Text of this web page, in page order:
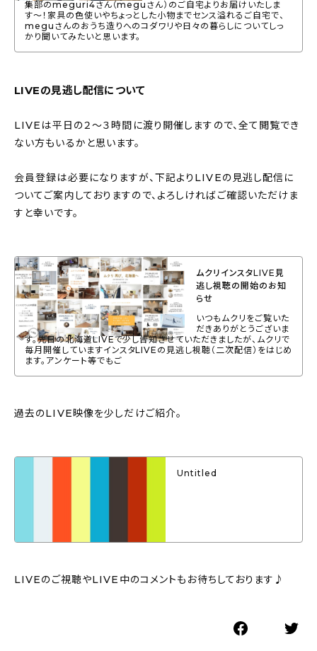
集部のmeguri4さん（meguさん）のご自宅よりお届けいたしま
す〜！家具の色使いやちょっとした小物までセンス溢れるご自宅で、
meguさんのおうち造りへのコダワリや日々の暮らしについてしっ
かり聞いてみたいと思います。
LIVEの見逃し配信について
LIVEは平日の２〜３時間に渡り開催しますので、全て閲覧でき
ない方もいるかと思います。
会員登録は必要になりますが、下記よりLIVEの見逃し配信に
ついてご案内しておりますので、よろしければご確認いただけま
すと幸いです。
ムクリインスタLIVE見
逃し視聴の開始のお知
らせ
いつもムクリをご覧いた
だきありがとうございま
す。先日の北海道LIVEで少し告知させていただきましたが、ムクリで
毎月開催していますインスタLIVEの見逃し視聴（二次配信）をはじめ
ます。アンケート等でもご
過去のLIVE映像を少しだけご紹介。
Untitled
LIVEのご視聴やLIVE中のコメントもお待ちしております♪